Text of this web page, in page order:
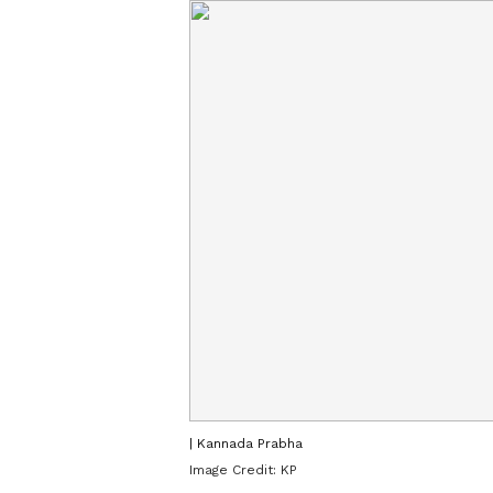
| Kannada Prabha
Image Credit: KP